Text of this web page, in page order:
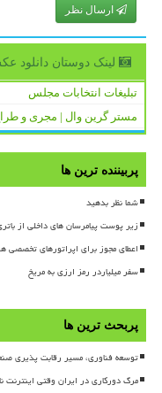
ارسال نظر
لینک دوستان دانلود
تبلیغات انتخابات مجلس
مستر گرین وال | مجری و
پربیننده ترین ها
شما نظر بدهید
زیر پوست پیامرسان های داخلی از
اعطای مجوز برای اپراتورهای
سفر میلیاردر رمز ارزی به مریخ
پربحث ترین ها
توسعه فناوری، مسیر رقابت پذیری
مرگ دورکاری در ایران وقتی اینترنت